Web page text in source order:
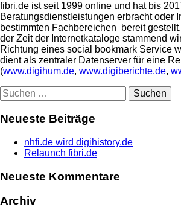
fibri.de ist seit 1999 online und hat bis
Beratungsdienstleistungen erbracht oder
bestimmten Fachbereichen bereit
der Zeit der Internetkataloge stammend
Richtung eines social bookmark Service
dient als zentraler Datenserver für eine
(www.digihum.de, www.digiberichte.de,
Suchen
nach:
Neueste Beiträge
nhfi.de wird digihistory.de
Relaunch fibri.de
Neueste Kommentare
Archiv